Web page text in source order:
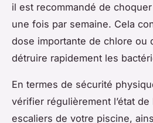
il est recommandé de
une fois par semaine. Cela
dose importante de chlore ou
détruire rapidement les
En termes de sécurité
vérifier régulièrement l’état de
escaliers de votre piscine,